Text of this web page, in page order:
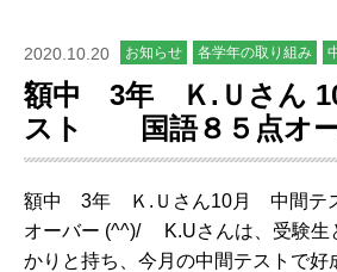
2020.10.20 お知らせ 各学年の取り組み
額中 3年 Ｋ.Ｕさん
スト 国語８５点オ
額中 3年 Ｋ.Ｕさん10月 中間
オーバー (^^)/ K.Uさんは、受験生
かりと持ち、今月の中間テストで好